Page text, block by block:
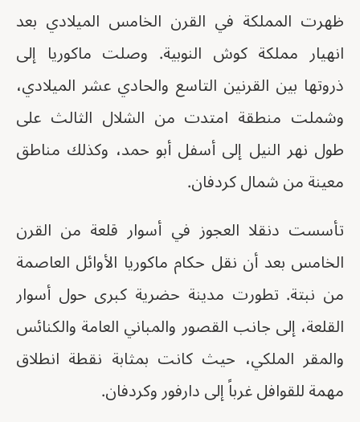
ظهرت المملكة في القرن الخامس الميلادي بعد
انهيار مملكة كوش النوبية. وصلت ماكوريا إلى
ذروتها بين القرنين التاسع والحادي عشر الميلادي،
وشملت منطقة امتدت من الشلال الثالث على
طول نهر النيل إلى أسفل أبو حمد، وكذلك مناطق
معينة من شمال كردفان.
تأسست دنقلا العجوز في أسوار قلعة من القرن
الخامس بعد أن نقل حكام ماكوريا الأوائل العاصمة
من نبتة. تطورت مدينة حضرية كبرى حول أسوار
القلعة، إلى جانب القصور والمباني العامة والكنائس
والمقر الملكي، حيث كانت بمثابة نقطة انطلاق
مهمة للقوافل غرباً إلى دارفور وكردفان.